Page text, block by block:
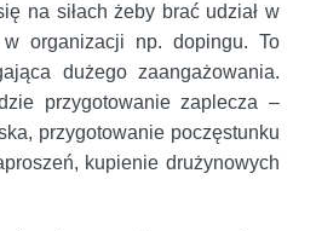
na siłach żeby brać udział w
organizacji np. dopingu. To
dużego zaangażowania.
przygotowanie zaplecza –
przygotowanie poczęstunku
kupienie drużynowych